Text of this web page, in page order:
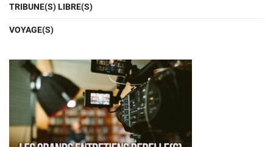
TRIBUNE(S) LIBRE(S)
VOYAGE(S)